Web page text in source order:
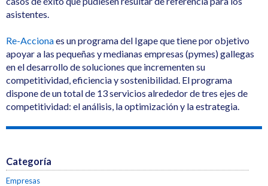
asistentes.
Re-Accionaes un programa del Igape que tiene por objetivo
apoyar a las pequeñas y medianas empresas (pymes) gallegas
en el desarrollo de soluciones que incrementen su
competitividad, eficiencia y sostenibilidad. El programa
dispone de un total de 13 servicios alrededor de tres ejes de
competitividad: el análisis, la optimización y la estrategia.
Categoría
Empresas